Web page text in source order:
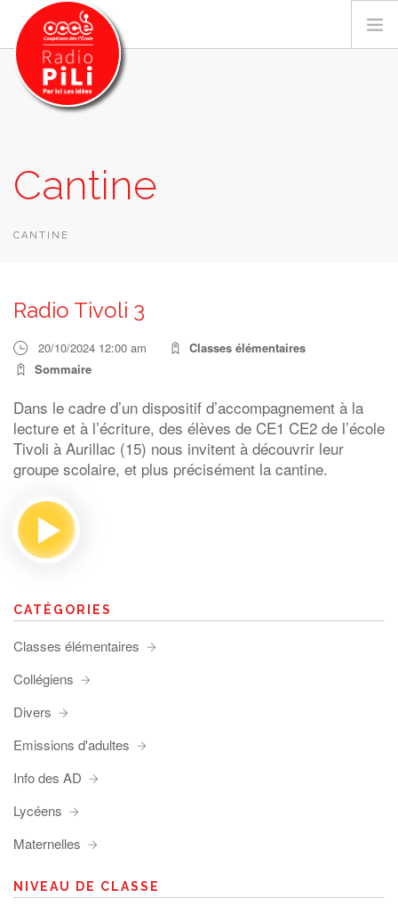
GRILLE DES PROGRAMMES
EMISSIONS / PODCASTS
RECHERCHER
Cantine
CANTINE
Radio Tivoli 3
20/10/2024 12:00 am
Classes élémentaires
Sommaire
Dans le cadre d’un dispositif d’accompagnement à la
lecture et à l’écriture, des élèves de CE1 CE2 de l’école
Tivoli à Aurillac (15) nous invitent à découvrir leur
groupe scolaire, et plus précisément la cantine.
CATÉGORIES
Classes élémentaires
Collégiens
Divers
Emissions d'adultes
Info des AD
Lycéens
Maternelles
NIVEAU DE CLASSE